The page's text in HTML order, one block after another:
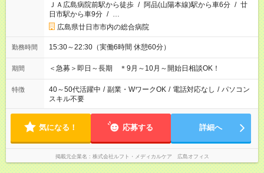
ＪＡ広島病院前駅から徒歩 / 阿品(山陽本線)駅から車6分 / 廿
日市駅から車9分 / …
広島県廿日市市内の総合病院
勤務時間 15:30～22:30（実働6時間 休憩60分）
期間 ＜急募＞即日～長期 ＊9月～10月～開始日相談OK！
特徴 40～50代活躍中 / 副業・WワークOK / 電話対応なし / パソコン
スキル不要
気になる！ 応募する 詳細へ
掲載元企業名 株式会社ルフト・メディカルケア 広島オフィス